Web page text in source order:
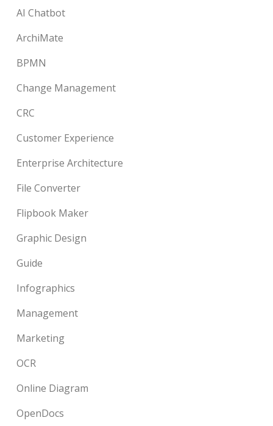
AI Chatbot
ArchiMate
BPMN
Change Management
CRC
Customer Experience
Enterprise Architecture
File Converter
Flipbook Maker
Graphic Design
Guide
Infographics
Management
Marketing
OCR
Online Diagram
OpenDocs